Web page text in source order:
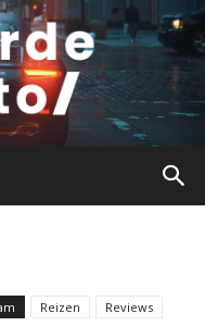
Reizen Reviews